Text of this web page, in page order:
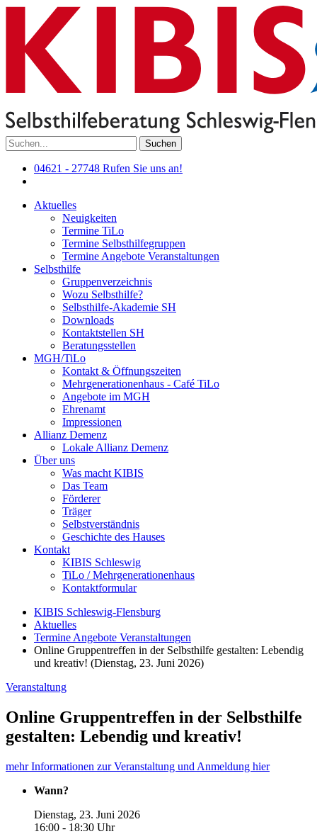
Suchen
04621 - 27748 Rufen Sie uns an!
Aktuelles
Neuigkeiten
Termine TiLo
Termine Selbsthilfegruppen
Termine Angebote Veranstaltungen
Selbsthilfe
Gruppenverzeichnis
Wozu Selbsthilfe?
Selbsthilfe-Akademie SH
Downloads
Kontaktstellen SH
Beratungsstellen
MGH/TiLo
Kontakt & Öffnungszeiten
Mehrgenerationenhaus - Café TiLo
Angebote im MGH
Ehrenamt
Impressionen
Allianz Demenz
Lokale Allianz Demenz
Über uns
Was macht KIBIS
Das Team
Förderer
Träger
Selbstverständnis
Geschichte des Hauses
Kontakt
KIBIS Schleswig
TiLo / Mehrgenerationenhaus
Kontaktformular
KIBIS Schleswig-Flensburg
Aktuelles
Termine Angebote Veranstaltungen
Online Gruppentreffen in der Selbsthilfe gestalten: Lebendig
und kreativ! (Dienstag, 23. Juni 2026)
Veranstaltung
Online Gruppentreffen in der Selbsthilfe
gestalten: Lebendig und kreativ!
mehr Informationen zur Veranstaltung und Anmeldung hier
Wann?
Dienstag, 23. Juni 2026
16:00 - 18:30 Uhr